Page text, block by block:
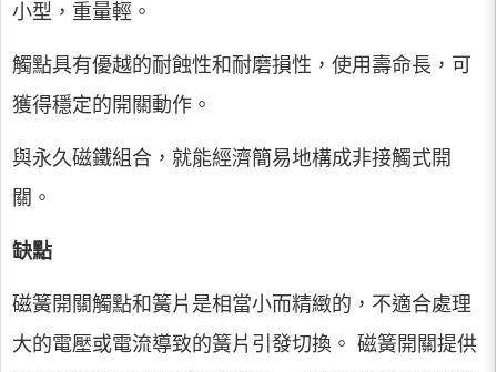
小型，重量輕。
觸點具有優越的耐蝕性和耐磨損性，使用壽命長，可
獲得穩定的開關動作。
與永久磁鐵組合，就能經濟簡易地構成非接觸式開
關。
缺點
磁簧開關觸點和簧片是相當小而精緻的，不適合處理
大的電壓或電流導致的簧片引發切換。 磁簧開關提供